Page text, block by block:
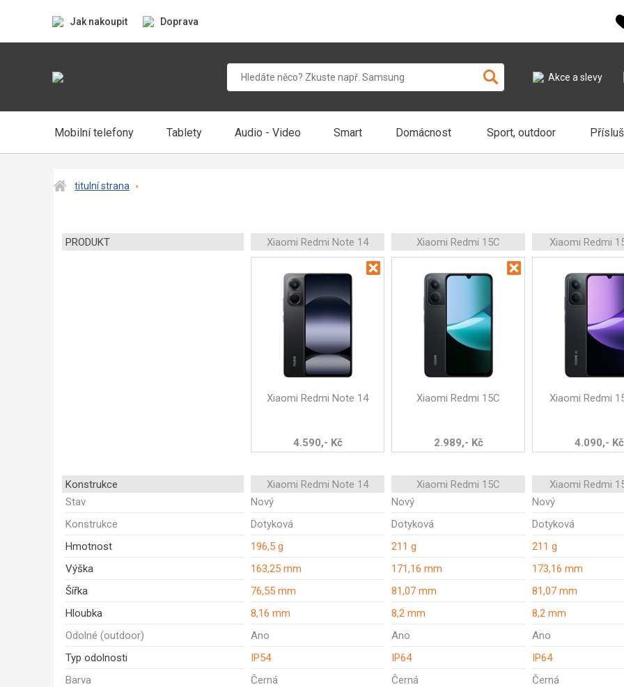
Jak nakoupit Doprava
Akce a slevy
Mobilní telefony Tablety Audio - Video Smart Domácnost Sport, outdoor
titulní strana
PRODUKT Xiaomi Redmi Note 14 Xiaomi Redmi 15C Xiaomi Redmi
Xiaomi Redmi Note 14
4.590,- Kč
Xiaomi Redmi 15C
2.989,- Kč
Xiaomi Redmi
4.090,- Kč
Konstrukce Xiaomi Redmi Note 14 Xiaomi Redmi 15C
Xiaomi Redmi
Stav
Nový Nový
Nový
Konstrukce
Dotyková Dotyková
Dotyková
Hmotnost
196,5 g 211 g
211 g
Výška
163,25 mm 171,16 mm
173,16 mm
Šířka
76,55 mm 81,07 mm
81,07 mm
Hloubka
8,16 mm 8,2 mm
8,2 mm
Odolné (outdoor)
Ano Ano
Ano
Typ odolnosti
IP54 IP64
IP64
Barva
Černá Černá Černá